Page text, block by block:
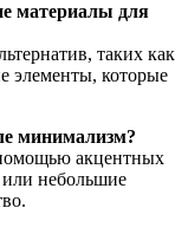
материалы для
таких как
элементы, которые
минимализм?
акцентных
небольшие